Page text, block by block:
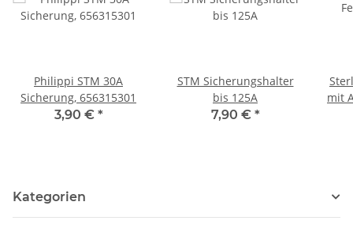
Philippi STM 30A
Sicherung, 656315301
3,90 € *
STM Sicherungshalter
bis 125A
7,90 € *
mit
Kategorien